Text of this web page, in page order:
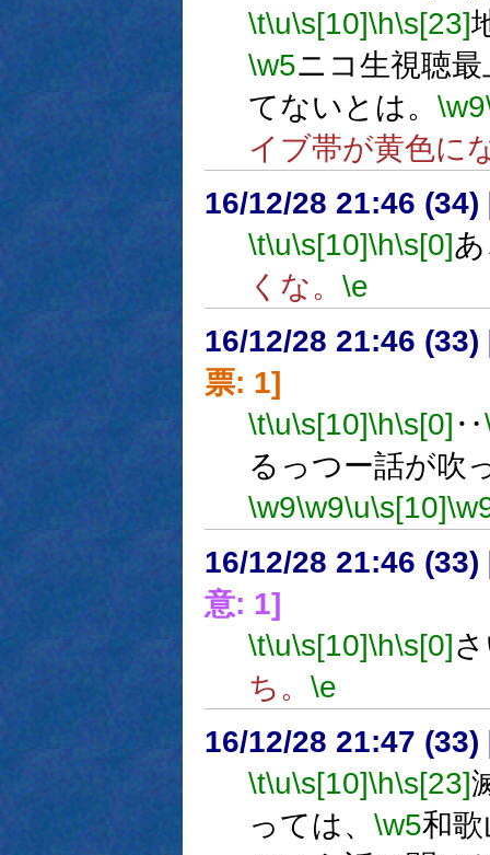
\t\u\s[10]\h\s[23]
\w5ニコ生視聴
てないとは。 \w9
イブ帯が黄色に
16/12/28 21:46 (34)
\t\u\s[10]\h\s[0]
くな。 \e
16/12/28 21:46 (33)
票: 1]
\t\u\s[10]\h\s[0] ‥
るっつー話が吹
\w9\w9\u\s[10]
16/12/28 21:46 (33)
意: 1]
\t\u\s[10]\h\s[0]
ち。 \e
16/12/28 21:47 (33)
\t\u\s[10]\h\s[23]
っては、 \w5和